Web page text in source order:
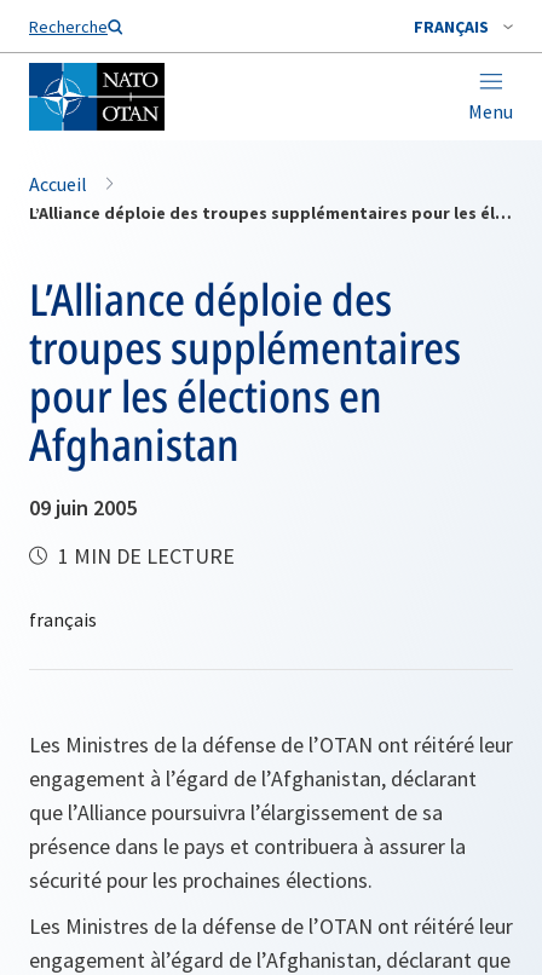
Recherche FRANÇAIS
Menu
Nom de famille*
Accueil
L’Alliance déploie des troupes supplémentaires pour les élections en Afghanistan
L’Alliance déploie des
troupes supplémentaires
pour les élections en
Afghanistan
09 juin 2005
1 MIN DE LECTURE
Les Ministres de la défense de l’OTAN ont réitéré leur
engagement à l’égard de l’Afghanistan, déclarant
que l’Alliance poursuivra l’élargissement de sa
présence dans le pays et contribuera à assurer la
sécurité pour les prochaines élections.
Les Ministres de la défense de l’OTAN ont réitéré leur
engagement àl’égard de l’Afghanistan, déclarant que